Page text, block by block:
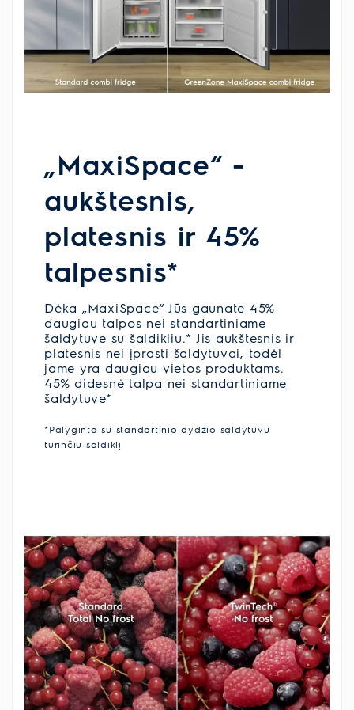
„MaxiSpace“ -
aukštesnis,
platesnis ir 45%
talpesnis*
Dėka „MaxiSpace“ Jūs gaunate 45%
daugiau talpos nei standartiniame
šaldytuve su šaldikliu.* Jis aukštesnis ir
platesnis nei įprasti šaldytuvai, todėl
jame yra daugiau vietos produktams.
45% didesnė talpa nei standartiniame
šaldytuve*
*Palyginta su standartinio dydžio saldytuvu
turinčiu šaldiklį